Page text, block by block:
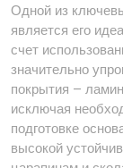
Одной из
является его
счет
значительно
покрытия –
исключая
подготовке
высокой